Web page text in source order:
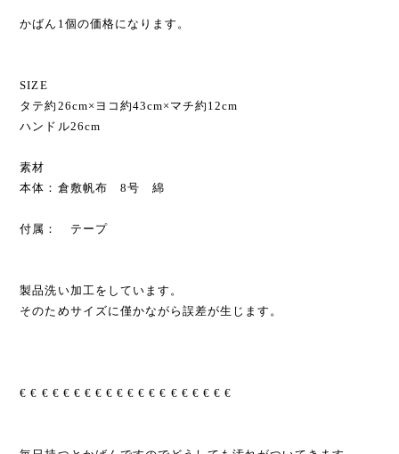
かばん1個の価格になります。
SIZE
タテ約26cm×ヨコ約43cm×マチ約12cm
ハンドル26cm
素材
本体：倉敷帆布 8号 綿
付属： テープ
製品洗い加工をしています。
そのためサイズに僅かながら誤差が生じます。
€ € € € € € € € € € € € € € € € € € € €